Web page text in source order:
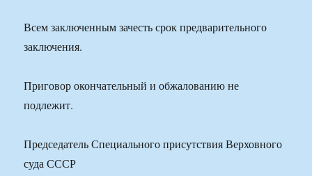
Всем заключенным зачесть срок предварительного
заключения.
Приговор окончательный и обжалованию не
подлежит.
Председатель Специального присутствия Верховного
суда СССР